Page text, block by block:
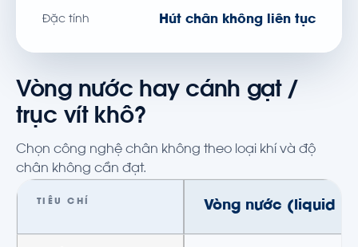
Đặc tính Hút chân không liên tục
Vòng nước hay cánh gạt /
trục vít khô?
Chọn công nghệ chân không theo loại khí và độ
chân không cần đạt.
TIÊU CHÍ Vòng nước (liquid